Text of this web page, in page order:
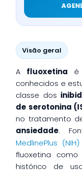
Visão geral
A fluoxetina é
conhecidos e
classe dos
de serotonina
no tratamento
ansiedade.
MedlinePlus (NIH)
fluoxetina
histórico de